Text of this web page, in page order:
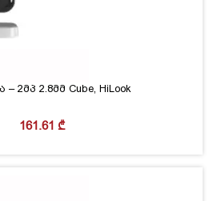
– 2მპ 2.8მმ Cube, HiLook
161.61 ₾